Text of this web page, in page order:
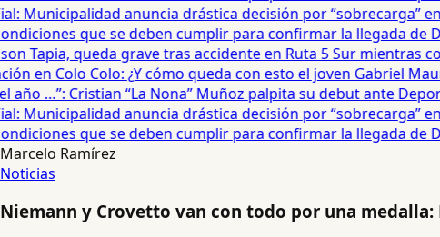
Municipalidad anuncia drástica decisión por “sobrecarga” en
que se deben cumplir para confirmar la llegada de
Tapia, queda grave tras accidente en Ruta 5 Sur mientras
en Colo Colo: ¿Y cómo queda con esto el joven Gabriel
…”: Cristian “La Nona” Muñoz palpita su debut ante
Municipalidad anuncia drástica decisión por “sobrecarga” en
que se deben cumplir para confirmar la llegada de
Marcelo Ramírez
Noticias
Niemann y Crovetto van con todo por una medalla: